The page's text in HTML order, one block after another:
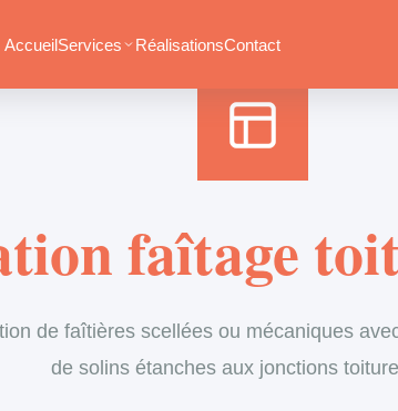
AccueilServices RéalisationsContact
faîtage
de faîtières scellées ou mécaniques
de solins étanches aux jonctions